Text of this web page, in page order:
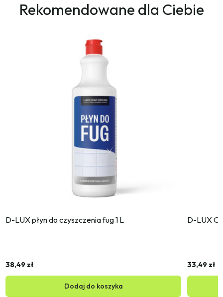
Rekomendowane dla Ciebie
D-LUX płyn do czyszczenia fug 1 L
38,49 zł
Dodaj do koszyka
D-LUX
33,49 zł